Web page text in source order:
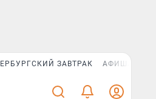
ЗАВТРАК АФИША PLUS